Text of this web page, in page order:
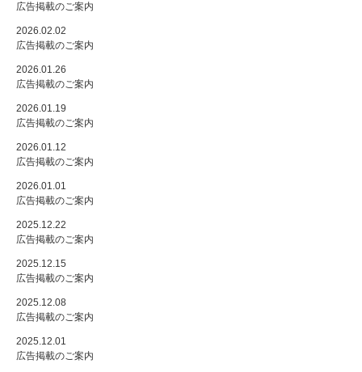
広告掲載のご案内
2026.02.02
広告掲載のご案内
2026.01.26
広告掲載のご案内
2026.01.19
広告掲載のご案内
2026.01.12
広告掲載のご案内
2026.01.01
広告掲載のご案内
2025.12.22
広告掲載のご案内
2025.12.15
広告掲載のご案内
2025.12.08
広告掲載のご案内
2025.12.01
広告掲載のご案内